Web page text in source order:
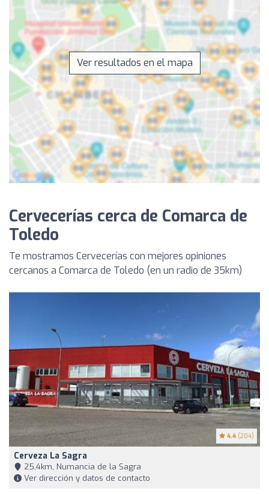
Ver resultados en el mapa
Cervecerías cerca de Comarca de
Toledo
Te mostramos Cervecerías con mejores opiniones
cercanos a Comarca de Toledo (en un radio de 35km)
4.4 (204)
Cerveza La Sagra
25,4km, Numancia de la Sagra
Ver dirección y datos de contacto